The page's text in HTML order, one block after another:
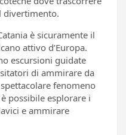
divertimento.
è sicuramente il
attivo d’Europa.
escursioni guidate
di ammirare da
fenomeno
possibile esplorare i
e ammirare